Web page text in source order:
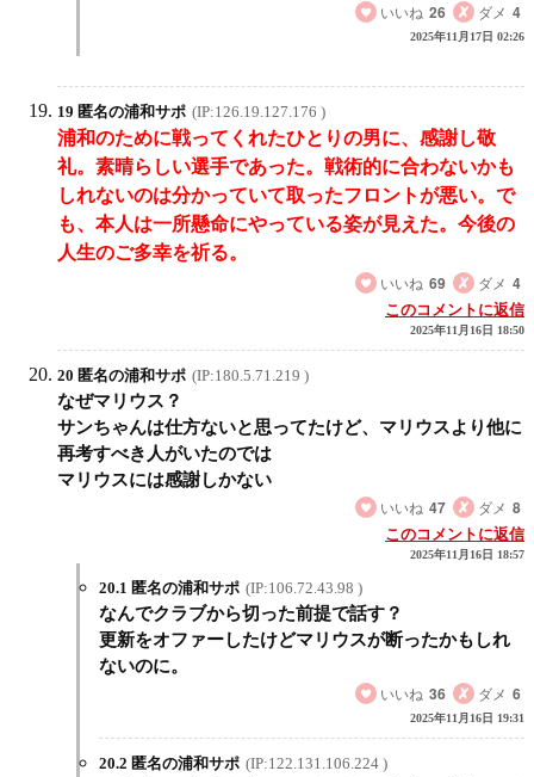
いいね 26 ダメ 4
2025年11月17日 02:26
19 匿名の浦和サポ (IP:126.19.127.176 )
浦和のために戦ってくれたひとりの男に、感謝し敬
礼。素晴らしい選手であった。戦術的に合わないかも
しれないのは分かっていて取ったフロントが悪い。で
も、本人は一所懸命にやっている姿が見えた。今後の
人生のご多幸を祈る。
いいね 69 ダメ 4
このコメントに返信
2025年11月16日 18:50
20 匿名の浦和サポ (IP:180.5.71.219 )
なぜマリウス？
サンちゃんは仕方ないと思ってたけど、マリウスより他に
再考すべき人がいたのでは
マリウスには感謝しかない
いいね 47 ダメ 8
このコメントに返信
2025年11月16日 18:57
20.1 匿名の浦和サポ (IP:106.72.43.98 )
なんでクラブから切った前提で話す？
更新をオファーしたけどマリウスが断ったかもしれ
ないのに。
いいね 36 ダメ 6
2025年11月16日 19:31
20.2 匿名の浦和サポ (IP:122.131.106.224 )